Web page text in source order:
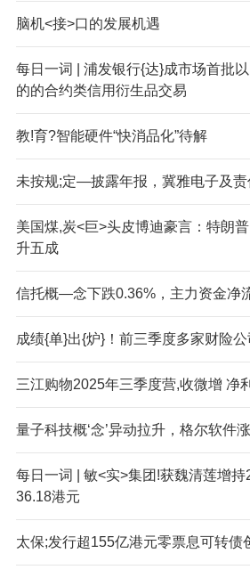
脑机<接>口的发展机遇
每日一词 | 浦发银行{达}成市场首批以
的的合约类信用衍生品交易
教!育?智能硬件“快消品化”待解
未按规;定—披露年报，冀雅电子及责
美国煤,炭<巨>头皮博迪豪言：特朗
升五成
信托概—念下跌0.36%，主力资金净
成绩{单}出{炉}！前三季度多家财险公
三江购物2025年三季度营,收微增 净
量子科技概‘念’异动拉升，格尔软件
每日一词 | 敏<实>集团!获魏清莲增
36.18港元
太保;发行超155亿港元零票息可转债